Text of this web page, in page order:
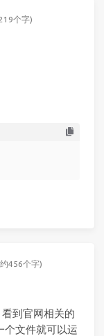
个字)
456个字)
到官网相关的
个文件就可以运